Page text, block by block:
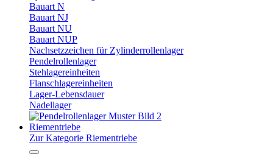
Bauart N
Bauart NJ
Bauart NU
Bauart NUP
Nachsetzzeichen für Zylinderrollenlager
Pendelrollenlager
Stehlagereinheiten
Flanschlagereinheiten
Lager-Lebensdauer
Nadellager
Riementriebe
Zur Kategorie Riementriebe